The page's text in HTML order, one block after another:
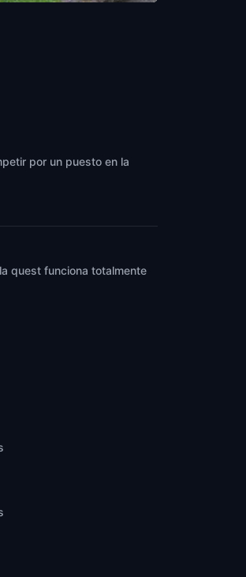
por un puesto en la
quest funciona totalmente